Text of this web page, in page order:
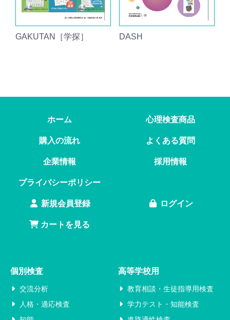
GAKUTAN［学探］ DASH
ホーム 心理検査商品
購入の流れ よくある質問
企業情報 採用情報
プライバシーポリシー
新規会員登録 ログイン
カートを見る
個別検査
交流分析
人格・適応検査
高等学校用
教育相談・生徒指導用検査
学力テスト・知能検査